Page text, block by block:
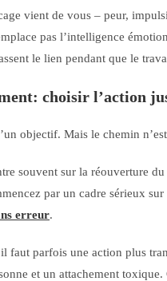
vient de vous – peur,
pas l’intelligence
le lien pendant que le
choisir l’action
objectif. Mais le chemin
souvent sur la réouverture
par un cadre sérieux
erreur.
faut parfois une action plus
et un attachement toxique.